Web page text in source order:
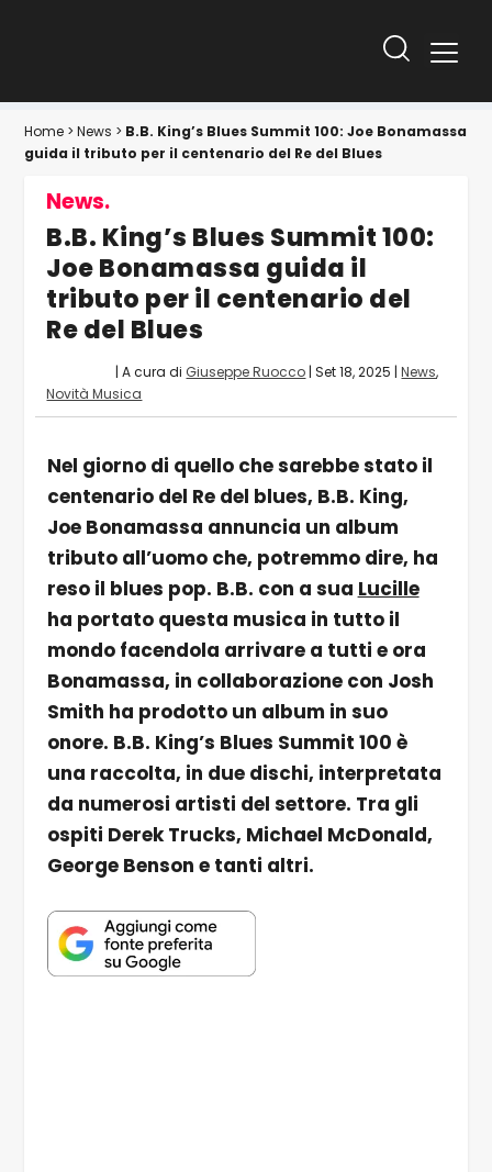
Home >News > B.B. King’s Blues Summit 100: Joe Bonamassa
guida il tributo per il centenario del Re del Blues
News.
B.B. King’s Blues Summit 100:
Joe Bonamassa guida il
tributo per il centenario del
Re del Blues
| A cura di Giuseppe Ruocco |Set 18, 2025 |News,
Novità Musica
Nel giorno di quello che sarebbe stato il
centenario del Re del blues, B.B. King,
Joe Bonamassa annuncia un album
tributo all’uomo che, potremmo dire, ha
reso il blues pop. B.B. con a sua Lucille
ha portato questa musica in tutto il
mondo facendola arrivare a tutti e ora
Bonamassa, in collaborazione con Josh
Smith ha prodotto un album in suo
onore. B.B. King’s Blues Summit 100 è
una raccolta, in due dischi, interpretata
da numerosi artisti del settore. Tra gli
ospiti Derek Trucks, Michael McDonald,
George Benson e tanti altri.